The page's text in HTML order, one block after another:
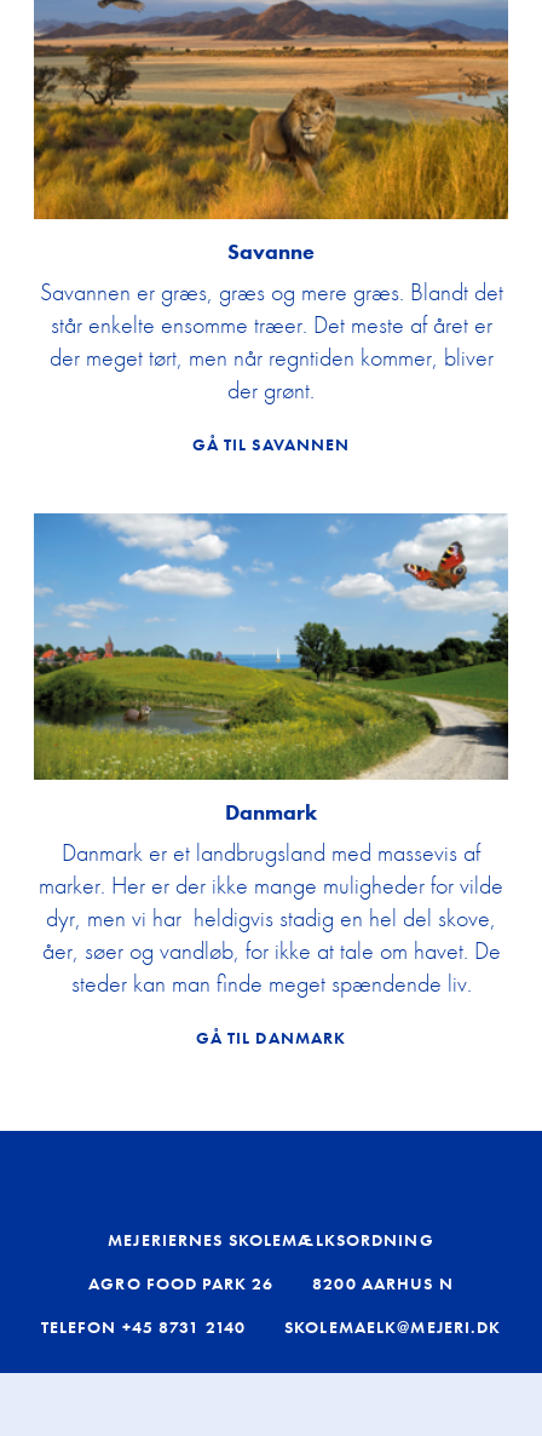
Savanne
Savannen er græs, græs og mere græs. Blandt det
står enkelte ensomme træer. Det meste af året er
der meget tørt, men når regntiden kommer, bliver
der grønt.
GÅ TIL SAVANNEN
Danmark
Danmark er et landbrugsland med massevis af
marker. Her er der ikke mange muligheder for vilde
dyr, men vi har heldigvis stadig en hel del skove,
åer, søer og vandløb, for ikke at tale om havet. De
steder kan man finde meget spændende liv.
GÅ TIL DANMARK
MEJERIERNES SKOLEMÆLKSORDNING
AGRO FOOD PARK 26
8200 AARHUS N
TELEFON +45 8731 2140 SKOLEMAELK@MEJERI.DK